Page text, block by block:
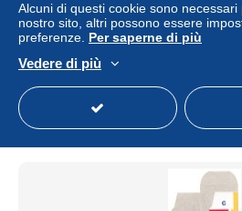
SOLIDO - PEUGEOT 20
REEDITION -
Alcuni di questi cookie sono
nostro sito, altri possono essere
preferenze. Per saperne di più
Vedere di più